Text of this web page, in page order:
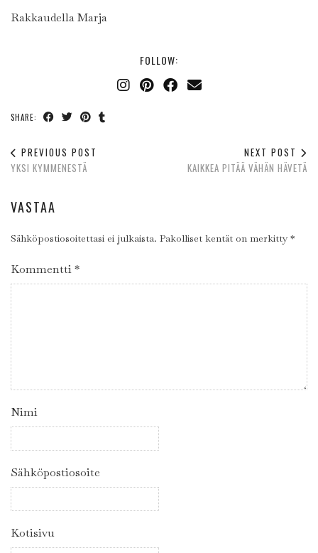
Rakkaudella Marja
FOLLOW:
SHARE:
PREVIOUS POST
YKSI KYMMENESTÄ
NEXT POST
KAIKKEA PITÄÄ VÄHÄN HÄVETÄ
VASTAA
Sähköpostiosoitettasi ei julkaista. Pakolliset kentät on merkitty *
Kommentti*
Nimi
Sähköpostiosoite
Kotisivu